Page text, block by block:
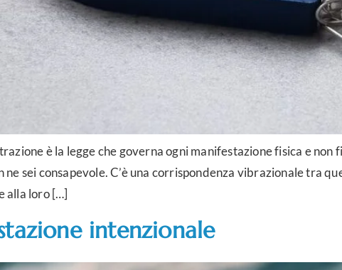
è la legge che governa ogni manifestazione fisica e
ne sei consapevole. C’è una corrispondenza vibrazionale tra
alla loro […]
intenzionale